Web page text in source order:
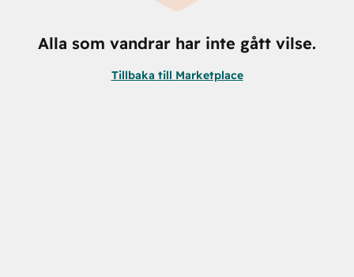
Alla som vandrar har inte gått vilse.
Tillbaka till Marketplace